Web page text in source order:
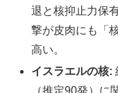
退と核抑止力保
撃が皮肉にも「
高い。
イスラエルの核: